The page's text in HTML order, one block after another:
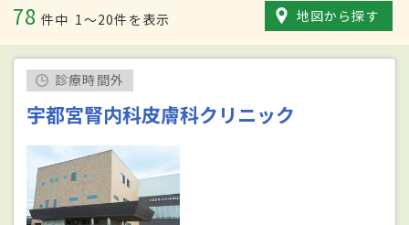
78 件中 1〜20件を表示 地図から探す
診療時間外
宇都宮腎内科皮膚科クリニック